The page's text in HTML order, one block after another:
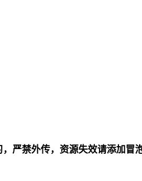
严禁外传，资源失效请添加冒